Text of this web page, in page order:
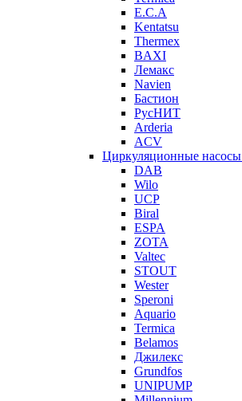
E.C.A
Kentatsu
Thermex
BAXI
Лемакс
Navien
Бастион
РусНИТ
Arderia
ACV
Циркуляционные насосы
DAB
Wilo
UCP
Biral
ESPA
ZOTA
Valtec
STOUT
Wester
Speroni
Aquario
Termica
Belamos
Джилекс
Grundfos
UNIPUMP